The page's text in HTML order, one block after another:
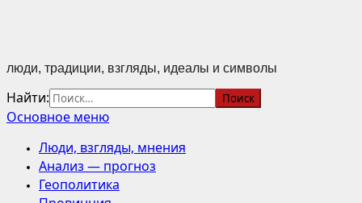
люди, традиции, взгляды, идеалы и символы
Найти:
Основное меню
Люди, взгляды, мнения
Анализ — прогноз
Геополитика